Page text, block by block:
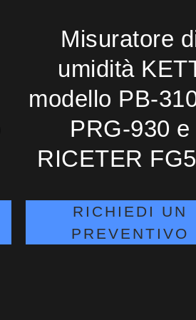
Misuratore
umidità
modello PB-
PRG-930 e
RICETER
RICHIEDI UN
PREVENTIVO